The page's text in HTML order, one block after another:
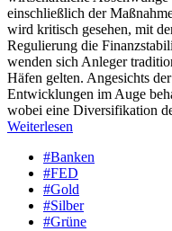
einschließlich der
wird kritisch gesehen, mit
Regulierung die
wenden sich Anleger
Häfen gelten. Angesichts
Entwicklungen im Auge
wobei eine Diversifikation
Weiterlesen
#Banken
#FED
#Gold
#Silber
#Grüne